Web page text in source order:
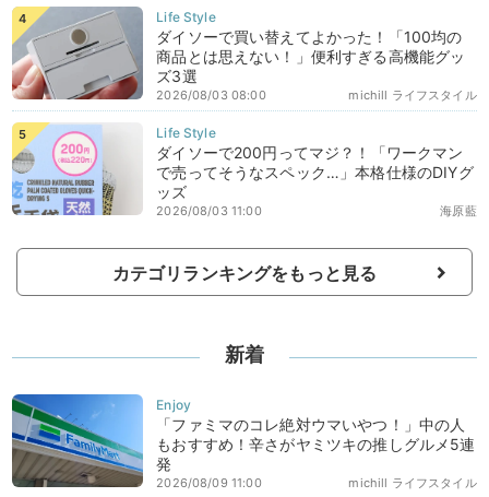
ダイソーで買い替えてよかった！「100均の
商品とは思えない！」便利すぎる高機能グッ
ズ3選
michill ライフスタイル
2026/08/03 08:00
ダイソーで200円ってマジ？！「ワークマン
で売ってそうなスペック…」本格仕様のDIYグ
ッズ
海原藍
2026/08/03 11:00
カテゴリランキングをもっと見る
新着
「ファミマのコレ絶対ウマいやつ！」中の人
もおすすめ！辛さがヤミツキの推しグルメ5連
発
michill ライフスタイル
2026/08/09 11:00